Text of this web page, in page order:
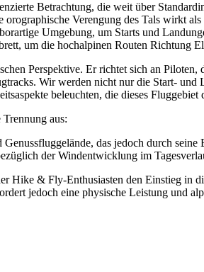
Betrachtung, die weit über
Verengung des Tals wirkt
Umgebung, um Starts und
um die hochalpinen Routen Richtung
Perspektive. Er richtet sich an
Wir werden nicht nur die Start-
beleuchten, die dieses Fluggebiet
aus:
das jedoch durch
der Windentwicklung im
Hike & Fly-Enthusiasten den Einstieg in
jedoch eine physische Leistung und